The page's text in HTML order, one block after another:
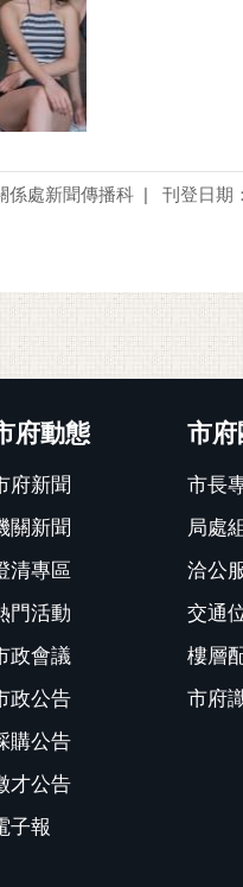
係處新聞傳播科 刊登日期
府動態
府新聞
關新聞
清專區
門活動
政會議
政公告
購公告
才公告
子報
市
市長
局處
洽公
交通
樓層
市府